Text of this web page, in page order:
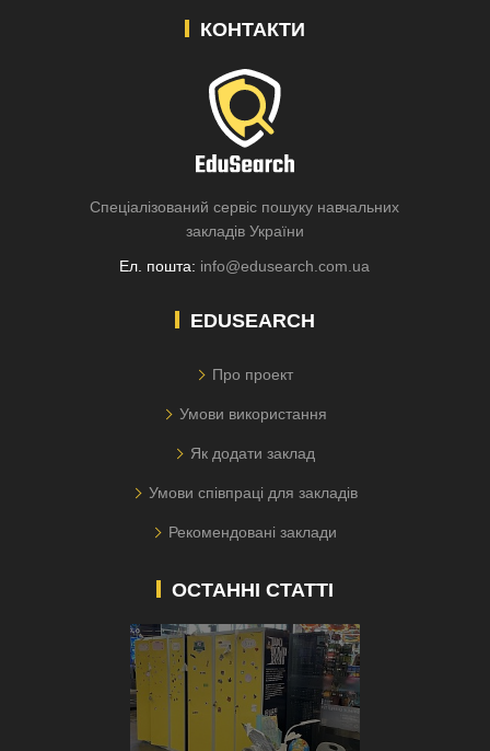
КОНТАКТИ
Спеціалізований сервіс пошуку навчальних
закладів України
Ел. пошта: info@edusearch.com.ua
EDUSEARCH
Про проект
Умови використання
Як додати заклад
Умови співпраці для закладів
Рекомендовані заклади
ОСТАННІ СТАТТІ